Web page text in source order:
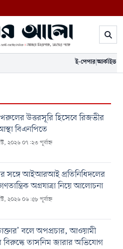
ই-পেপার|আর্কাইভ
উত্তরসূরি হিসেবে রিজভীর
বিএনপিতে
২০২৬ ০৭:২৩ পূর্বাহ্ন
সঙ্গে আইআরআই প্রতিনিধিদলের
অগ্রযাত্রা নিয়ে আলোচনা
২০২৬ ০৬:৫৮ পূর্বাহ্ন
বলে অপপ্রচার, আওয়ামী
বিরুদ্ধে তাসনিম জারার অভিযোগ